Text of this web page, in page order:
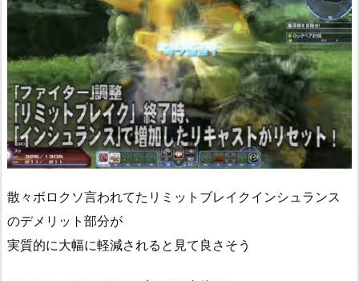
散々ボロクソ言われてたリミットブレイクインシュランス
のデメリット部分が
実質的に大幅に軽減されると見て良さそう